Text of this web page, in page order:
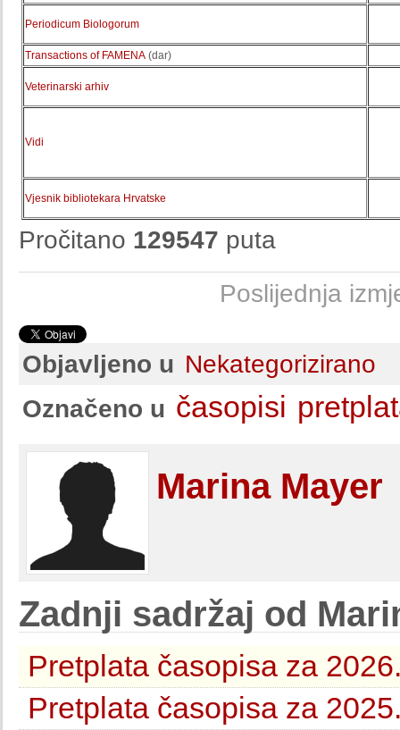
Periodicum Biologorum
Transactions of FAMENA (dar)
Veterinarski arhiv
Vidi
Vjesnik bibliotekara Hrvatske
Pročitano 129547 puta
Poslijednja
Objavljeno u Nekategorizirano
Označeno u časopisi
Marina Mayer
Zadnji sadržaj od
Pretplata časopisa za
Pretplata časopisa za